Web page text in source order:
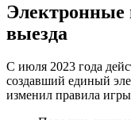
Электронные
выезда
С июля 2023 года
создавший единый
изменил правила